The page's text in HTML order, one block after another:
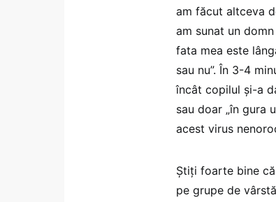
am făcut altceva
am sunat un
fata mea este
sau nu”. În 3-4
încât copilul și-a
sau doar „în gura
acest virus
Știți foarte bine
pe grupe de